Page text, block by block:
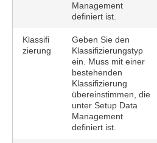
Management
definiert ist.
Klassifi
zierung
Geben Sie den
Klassifizierungstyp
ein. Muss mit einer
bestehenden
Klassifizierung
übereinstimmen, die
unter Setup Data
Management
definiert ist.